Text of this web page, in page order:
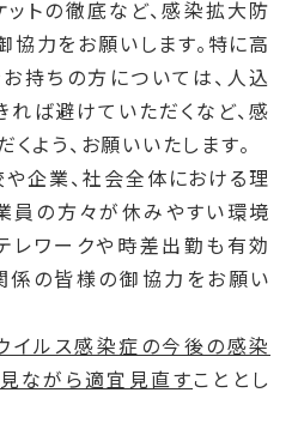
ットの徹底など、感染拡大防
力をお願いします。特に高
持ちの方については、人込
ば避けていただくなど、感
よう、お願いいたします。
企業、社会全体における理
員の方々が休みやすい環境
レワークや時差出勤も有効
係の皆様の御協力をお願い
イルス感染症の今後の感染
ながら適宜見直すこととし